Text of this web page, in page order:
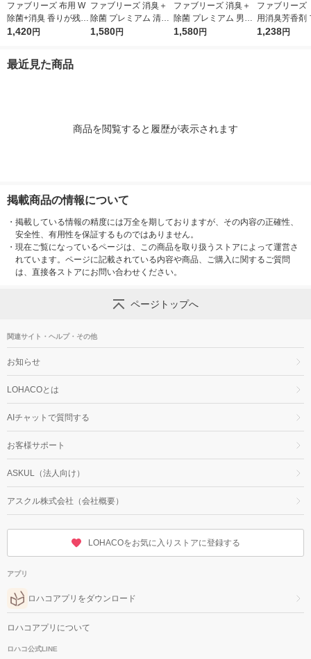
ファブリーズ 布用 W
除菌+消臭 香りが残ら
ない 詰め替え 特大 12
1,420円
ファブリーズ 消臭＋
除菌 プレミアム 清潔
なランドリーの香り
1,580円
ファブリーズ 消臭＋
除菌 プレミアム 男の
5大臭クールアクア 詰
1,580円
ファブリーズ
用消臭芳香剤
スト＆シダー
1,238円
最近見た商品
商品を閲覧すると履歴が表示されます
掲載商品の情報について
・ 掲載している情報の精度には万全を期しておりますが、その内容の正確性、
安全性、有用性を保証するものではありません。
・ 現在ご覧になっているページは、この商品を取り扱うストアによって運営さ
れています。ページに記載されている内容や商品、ご購入に関するご質問
は、直接各ストアにお問い合わせください。
ページトップへ
関連サイト・ヘルプ・その他
お知らせ
LOHACOとは
AIチャットで質問する
お客様サポート
ASKUL（法人向け）
アスクル株式会社（会社概要）
LOHACOをお気に入りストアに登録する
アプリ
ロハコアプリをダウンロード
ロハコアプリについて
ロハコ公式LINE